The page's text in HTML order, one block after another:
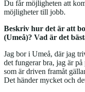
Du får möjligheten att
möjligheter till jobb.
Beskriv hur det är att
(Umeå)? Vad är det
Jag bor i Umeå, där jag
det fungerar bra, jag är
som är driven framåt
Det händer mycket och